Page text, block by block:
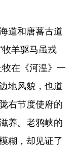
道和唐蕃古道
羊驱马虽戎
在《河湟》一
地风貌，也道
右节度使府的
养。老鸦峡的
糊，却见证了